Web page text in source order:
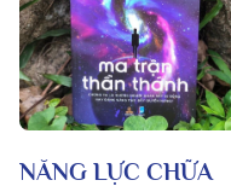
NĂNG LỰC CHỮA